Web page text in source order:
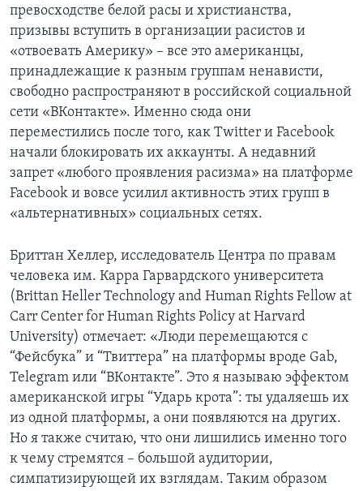
превосходстве белой расы и христианства,
призывы вступить в организации расистов и
«отвоевать Америку» – все это американцы,
принадлежащие к разным группам ненависти,
свободно распространяют в российской социальной
сети «ВКонтакте». Именно сюда они
переместились после того, как Twitter и Facebook
начали блокировать их аккаунты. А недавний
запрет «любого проявления расизма» на платформе
Facebook и вовсе усилил активность этих групп в
«альтернативных» социальных сетях.
Бриттан Хеллер, исследователь Центра по правам
человека им. Карра Гарвардского университета
(Brittan Heller Technology and Human Rights Fellow at
Carr Center for Human Rights Policy at Harvard
University) отмечает: «Люди перемещаются с
“Фейсбука” и “Твиттера” на платформы вроде Gab,
Telegram или “ВКонтакте”. Это я называю эффектом
американской игры “Ударь крота”: ты удаляешь их
из одной платформы, а они появляются на других.
Но я также считаю, что они лишились именно того
к чему стремятся – большой аудитории,
симпатизирующей их взглядам. Таким образом